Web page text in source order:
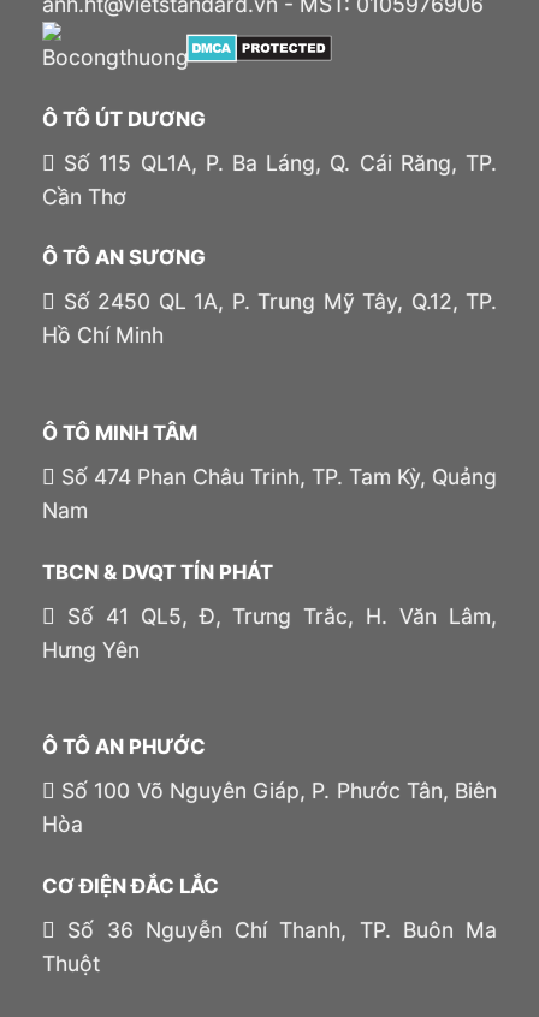
Ô TÔ ÚT DƯƠNG
Số 115 QL1A, P. Ba Láng, Q. Cái Răng, TP.
Cần Thơ
Ô TÔ AN SƯƠNG
Số 2450 QL 1A, P. Trung Mỹ Tây, Q.12, TP.
Hồ Chí Minh
Ô TÔ MINH TÂM
Số 474 Phan Châu Trinh, TP. Tam Kỳ, Quảng
Nam
TBCN & DVQT TÍN PHÁT
Số 41 QL5, Đ, Trưng Trắc, H. Văn Lâm,
Hưng Yên
Ô TÔ AN PHƯỚC
Số 100 Võ Nguyên Giáp, P. Phước Tân, Biên
Hòa
CƠ ĐIỆN ĐẮC LẮC
Số 36 Nguyễn Chí Thanh, TP. Buôn Ma
Thuột